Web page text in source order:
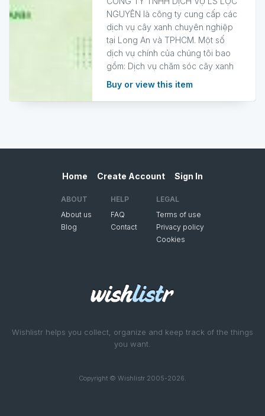
NGUYÊN là công ty cung cấp các
dịch vụ cây xanh chuyên nghiệp
tại Long An và TPHCM. Một số
dịch vụ chính của chúng tôi bao
gồm: Dịch vụ chăm sóc cây xanh
Buy or view this item
Wishlistr helps you collect, organize and keep track of the things
you want.
Copyright © Wishlistr 2005-2026.
Home Create Account Sign In
ABOUT
About us
Blog
HELP
FAQ
Contact
LEGAL
Terms of use
Privacy policy
Cookies